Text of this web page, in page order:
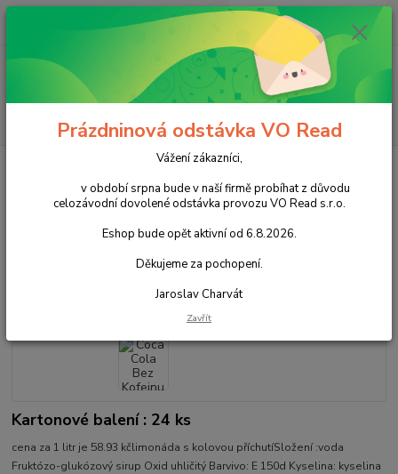
Po - Pá 8 - 14h
ks
za 0,00 Kč
Nealkoholické nápoje Limonády a vody
Bez Kofeinu 330ml pl cena za kartonové balení
Coca Cola Bez Kofeinu 330ml pl
cena za kartonové balení
Kartonové balení : 24 ks
cena za 1 litr je 58.93 kčlimonáda s kolovou příchutíSložení :voda
Fruktózo-glukózový sirup Oxid uhličitý Barvivo: E 150d Kyselina: kyselina
Prázdninová odstávka VO Read
Vážení zákazníci,
v období srpna bude v naší firmě probíhat z důvodu
celozávodní dovolené odstávka provozu VO Read s.r.o.
Eshop bude opět aktivní od 6.8.2026.
Děkujeme za pochopení.
Jaroslav Charvát
Zavřít